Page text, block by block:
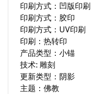
印刷方式：凹版印刷
印刷方式：胶印
印刷方式：UV印刷
印刷：热转印
产品类型：小锚
技术: 雕刻
更新类型：阴影
主题：佛教